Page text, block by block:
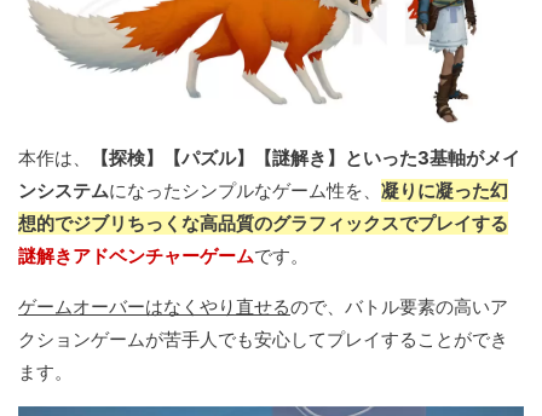
本作は、
【探検】【パズル】【謎解き】といった3基軸がメイ
ンシステムになったシンプルなゲーム性を、 凝りに凝った幻
想的でジブリちっくな高品質のグラフィックスでプレイする
謎解きアドベンチャーゲームです。
ゲームオーバーはなくやり直せるので、バトル要素の高いア
クションゲームが苦手人でも安心してプレイすることができ
ます。